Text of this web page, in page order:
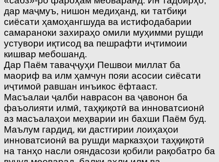
дар маҷмуъ, нишон медиҳанд, ки татбиқи
сиёсати ҳамоҳангшуда ва истифодабарии
самараноки захираҳо омили муҳимми рушди
устувори иқтисод ва пешрафти иҷтимоии
кишвар мебошанд.
Дар Паём таваҷҷуҳи Пешвои миллат ба
маориф ва илм ҳамчун пояи асосии сиёсати
иҷтимоӣ равшан инъикос ёфтааст.
Масъалаи ҷалби наврасон ва ҷавонон ба
фаъолияти илмӣ, таҳқиқотӣ ва инноватсионӣ
аз масъалаҳои меҳварии ин бахши Паём буд.
Маълум гардид, ки дастгирии лоиҳаҳои
инноватсионӣ ва рушди марказҳои таҳқиқотӣ
на танҳо насли ояндасози қобили рақобатро ба